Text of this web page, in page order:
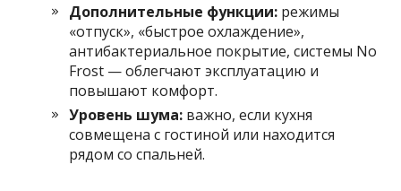
Дополнительные функции: режимы
«отпуск», «быстрое охлаждение»,
антибактериальное покрытие, системы No
Frost — облегчают эксплуатацию и
повышают комфорт.
Уровень шума: важно, если кухня
совмещена с гостиной или находится
рядом со спальней.